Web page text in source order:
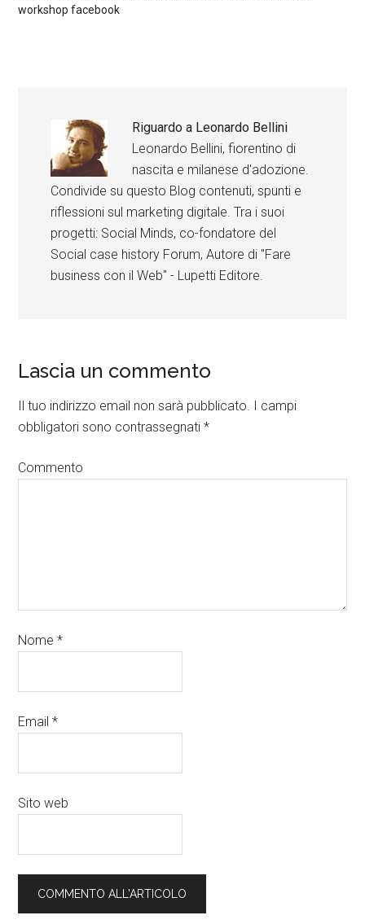
workshop facebook
Riguardo a Leonardo Bellini
Leonardo Bellini, fiorentino di
nascita e milanese d'adozione.
Condivide su questo Blog contenuti, spunti e
riflessioni sul marketing digitale. Tra i suoi
progetti: Social Minds, co-fondatore del
Social case history Forum, Autore di "Fare
business con il Web" - Lupetti Editore.
Lascia un commento
Il tuo indirizzo email non sarà pubblicato. I campi
obbligatori sono contrassegnati*
Commento
Nome*
Email*
Sito web